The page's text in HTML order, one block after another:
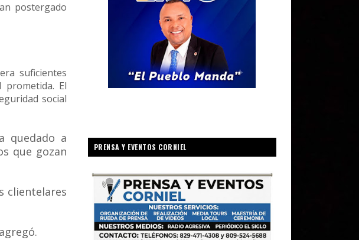
postergado
suficientes
El
social
quedado a
que gozan
clientelares
PRENSA Y EVENTOS CORNIEL